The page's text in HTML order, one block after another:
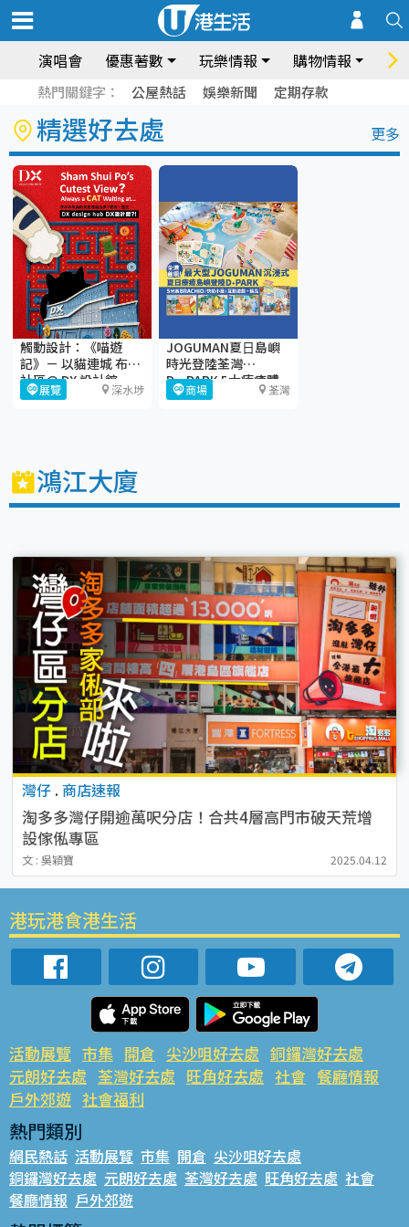
演唱會 優惠著數 玩樂情報 購物情報 飲
熱門關鍵字： 公屋熱話 娛樂新聞 定期存款
精選好去處 更多
觸動設計：《喵遊
記》－ 以貓連城 布繫
社區@ DX 設計館
展覽 深水埗
JOGUMAN夏⽇島嶼
時光登陸荃灣
D·PARK 5大療癒體
驗區+期間限定店
商場 荃灣
鴻江大廈
灣仔 . 商店速報
淘多多灣仔開逾萬呎分店！合共4層高門市破天荒增
設傢俬專區
文 : 吳穎寶 2025.04.12
港玩港食港生活
活動展覽 市集 開倉 尖沙咀好去處 銅鑼灣好去處
元朗好去處 荃灣好去處 旺角好去處 社會 餐廳情報
戶外郊遊 社會福利
熱門類別
網民熱話 活動展覽 市集 開倉 尖沙咀好去處
銅鑼灣好去處 元朗好去處 荃灣好去處 旺角好去處 社會
餐廳情報 戶外郊遊